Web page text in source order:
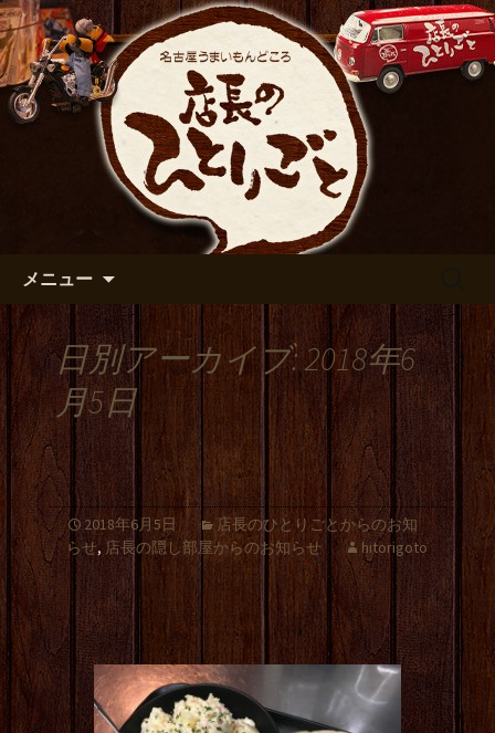
名古屋市伏見の居酒屋【店長の
ひとりごと】のブログ
出張や観光に名古屋めしがおすすめで
す
メニュー
日別アーカイブ: 2018年6
月5日
2018年6月5日
店長のひとりごとからのお知
らせ, 店長の隠し部屋からのお知らせ hitorigoto